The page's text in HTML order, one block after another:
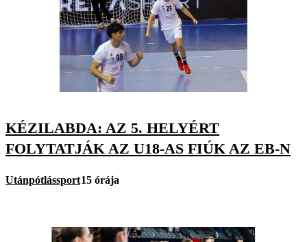
KÉZILABDA: AZ 5. HELYÉRT
FOLYTATJÁK AZ U18-AS FIÚK AZ EB-N
Utánpótlássport15 órája